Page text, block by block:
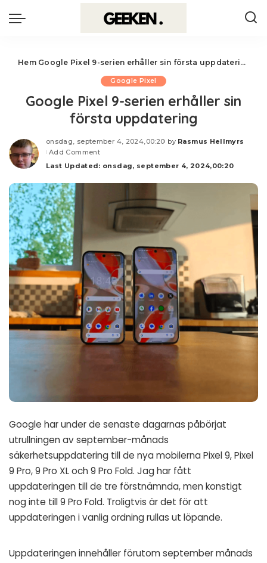
Hem Google Pixel 9-serien erhåller sin första uppdatering
Google Pixel
Google Pixel 9-serien erhåller sin
första uppdatering
onsdag, september 4, 2024,00:20
Posted
by Rasmus Hellmyrs
Add Comment
Last Updated: onsdag, september 4, 2024,00:20
Google har under de senaste dagarnas påbörjat
utrullningen av september-månads
säkerhetsuppdatering till de nya mobilerna Pixel 9, Pixel
9 Pro, 9 Pro XL och 9 Pro Fold. Jag har fått
uppdateringen till de tre förstnämnda, men konstigt
nog inte till 9 Pro Fold. Troligtvis är det för att
uppdateringen i vanlig ordning rullas ut löpande.
Uppdateringen innehåller förutom september månads